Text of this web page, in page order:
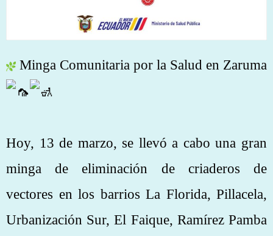
Minga Comunitaria por la Salud en Zaruma
Hoy, 13 de marzo, se llevó a cabo una gran
minga de eliminación de criaderos de
vectores en los barrios La Florida, Pillacela,
Urbanización Sur, El Faique, Ramírez Pamba